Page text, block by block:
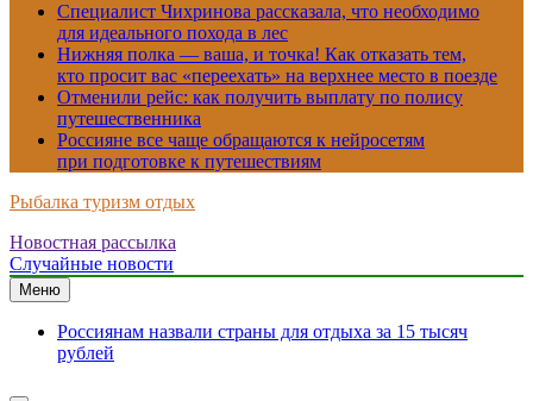
Специалист Чихринова рассказала, что необходимо
для идеального похода в лес
Нижняя полка — ваша, и точка! Как отказать тем,
кто просит вас «переехать» на верхнее место в поезде
Отменили рейс: как получить выплату по полису
путешественника
Россияне все чаще обращаются к нейросетям
при подготовке к путешествиям
Рыбалка туризм отдых
Новостная рассылка
Случайные новости
Меню
Россиянам назвали страны для отдыха за 15 тысяч
рублей